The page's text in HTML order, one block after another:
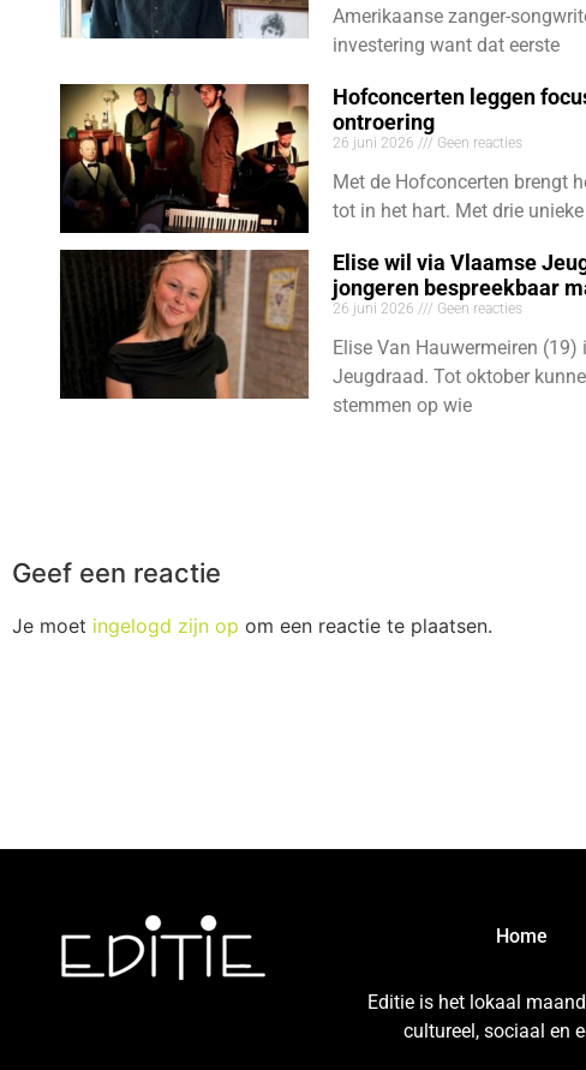
Amerikaanse zanger-
investering want dat eerste
Hofconcerten leggen
ontroering
26 juni 2026 Geen reacties
Met de Hofconcerten brengt
tot in het hart. Met drie
Elise wil via Vlaamse
jongeren bespreekbaar
26 juni 2026 Geen reacties
Elise Van Hauwermeiren
Jeugdraad. Tot oktober
stemmen op wie
Geef een reactie
Je moet ingelogd zijn op om een reactie te plaatsen.
Home
Editie is het lokaal
cultureel, sociaal en